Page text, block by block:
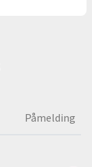
Påmelding